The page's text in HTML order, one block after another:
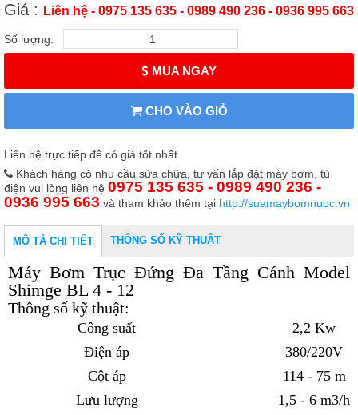
Giá : Liên hệ - 0975 135 635 - 0989 490 236 - 0936 995 663
Số lượng:
MUA NGAY
CHO VÀO GIỎ
Liên hệ trực tiếp để có giá tốt nhất
Khách hàng có nhu cầu sửa chữa, tư vấn lắp đặt máy bơm, tủ
điện vui lòng liên hệ 0975 135 635 - 0989 490 236 -
0936 995 663 và tham khảo thêm tại http://suamaybomnuoc.vn
MÔ TẢ CHI TIẾT THÔNG SỐ KỸ THUẬT
Máy Bơm Trục Đứng Đa Tầng Cánh Model
Shimge BL 4 - 12
Thông số kỹ thuật:
Công suất
2,2 Kw
Điện áp
380/220V
Cột áp
114 - 75 m
Lưu lượng
1,5 - 6 m3/h